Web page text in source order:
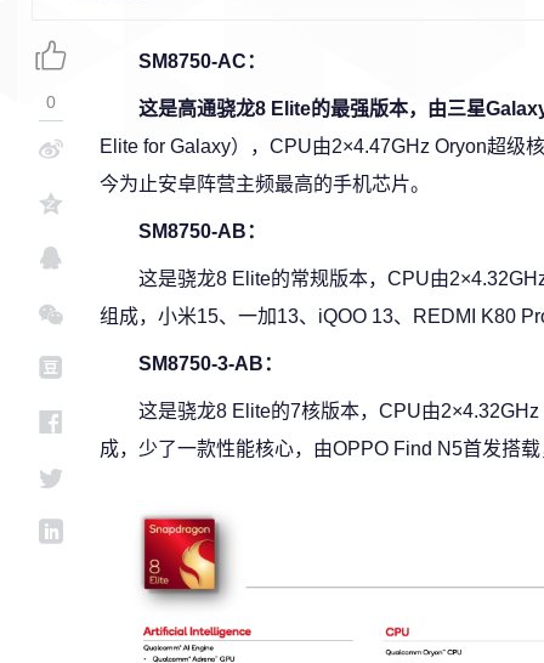
SM8750-AC：
这是高通骁龙8 Elite的最强版本，由三星
Elite for Galaxy），CPU由2×4.47GHz Oryon超级
今为止安卓阵营主频最高的手机芯片。
SM8750-AB：
这是骁龙8 Elite的常规版本，CPU由
组成，小米15、一加13、iQOO 13、REDMI K80
SM8750-3-AB：
这是骁龙8 Elite的7核版本，CPU由
成，少了一款性能核心，由OPPO Find N5首发搭
0